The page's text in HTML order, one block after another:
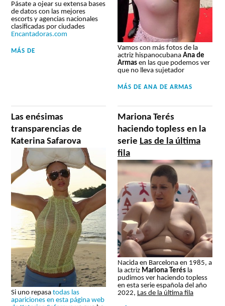
Pásate a ojear su extensa bases
de datos con las mejores
escorts y agencias nacionales
clasificadas por ciudades
Encantadoras.com
MÁS DE
Vamos con más fotos de la
actriz hispanocubanaAna de
Armas en las que podemos ver
que no lleva sujetador
MÁS DEANA DE ARMAS
Las enésimas
transparencias de
Katerina Safarova
Si uno repasatodas las
apariciones en esta página web
Mariona Terés
haciendo topless en la
serie Las de la última
fila
Nacida en Barcelona en 1985, a
la actriz Mariona Terés la
pudimos ver haciendo topless
en esta serie española del año
2022, Las de la última fila